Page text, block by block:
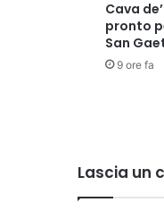
Cava
pronto
San
9 ore fa
Lascia un